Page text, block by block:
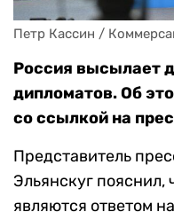
Петр Кассин /
Россия высылает
дипломатов. Об
со ссылкой на
Представитель
Эльянскуг пояснил,
являются ответом